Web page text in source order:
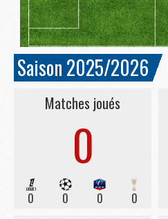
Saison 2025/2026
Matches joués
0
0 0 0 0